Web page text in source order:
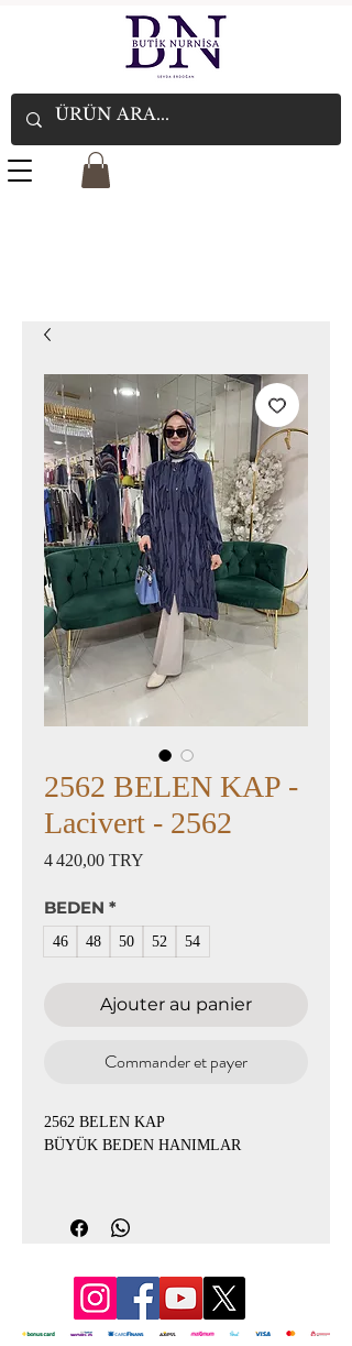
2562 BELEN KAP -
Lacivert - 2562
4 420,00 TRY
BEDEN *
46 48 50 52 54
Ajouter au panier
Commander et payer
2562 BELEN KAP
BÜYÜK BEDEN HANIMLAR
İPEK QUPRA KUMAŞ GİYÇIK KAP
BEDENLER 44-46-48-50-52-54
İKİ RENGİ MEVCUT